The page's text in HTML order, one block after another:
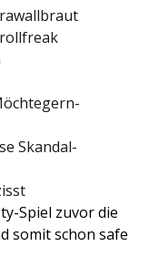
Skandal-
Spiel zuvor die
somit schon safe